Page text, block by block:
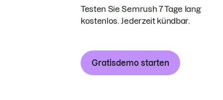
Testen Sie Semrush 7 Tage lang
kostenlos. Jederzeit kündbar.
Gratisdemo starten